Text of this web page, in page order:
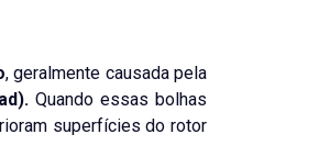
, geralmente causada pela
. Quando essas bolhas
superfícies do rotor